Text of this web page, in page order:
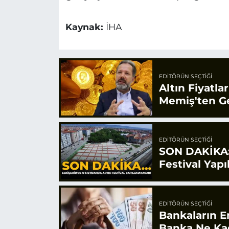
Kaynak: İHA
EDITÖRÜN SEÇTIĞI
Altın
Memiş'ten
EDITÖRÜN SEÇTIĞI
SON
Festival
EDITÖRÜN SEÇTIĞI
Bankaların